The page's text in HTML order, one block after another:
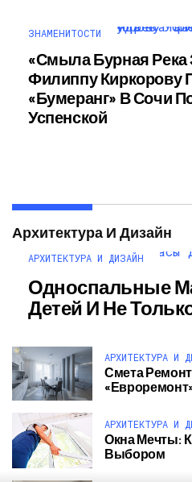
ЗНАМЕНИТОСТИ
«Смыла Бурная Река
Филиппу Киркорову
«бумеранг» В Сочи
Успенской
Архитектура И Дизайн
АРХИТЕКТУРА И ДИЗАЙН
Односпальные
Детей И Не
АРХИТЕКТУРА И
Смета
АРХИТЕКТУРА И
Окна Мечты:
Выбором